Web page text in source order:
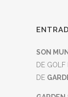
SON
DE GOLF
DE